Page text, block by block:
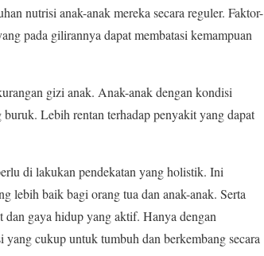
nutrisi anak-anak mereka secara reguler. Faktor-
pada gilirannya dapat membatasi kemampuan
gizi anak. Anak-anak dengan kondisi
Lebih rentan terhadap penyakit yang dapat
di lakukan pendekatan yang holistik. Ini
lebih baik bagi orang tua dan anak-anak. Serta
gaya hidup yang aktif. Hanya dengan
cukup untuk tumbuh dan berkembang secara